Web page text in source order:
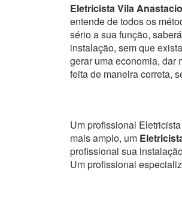
Eletricista Vila Anastacio
entende de todos os
sério a sua função,
instalação, sem que
gerar uma economia, dar
feita de maneira correta,
Um profissional
mais amplo, um
profissional sua
Um profissional